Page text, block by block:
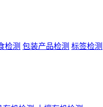
检测 包装产品检测 标签检测